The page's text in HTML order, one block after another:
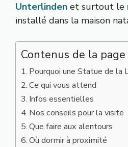
Unterlinden et surtout le
installé dans la maison
Contenus de la page
Pourquoi une Statue de la
Ce qui vous attend
Infos essentielles
Nos conseils pour la visite
Que faire aux alentours
Où dormir à proximité